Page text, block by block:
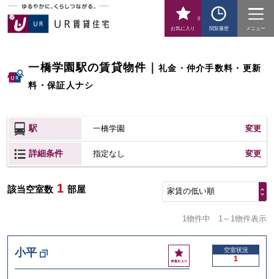
お気に入り
0
閲覧履歴
メニュー
一橋学園駅の賃貸物件
礼金・仲介手数料・更新
料・保証人ナシ
駅 一橋学園 変更
詳細条件 指定なし 変更
該当空室数 1 部屋 家賃の低い順
1物件中 1～1物件表示
小平
お
気
空室状況
1